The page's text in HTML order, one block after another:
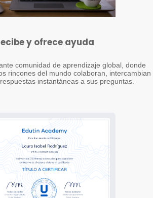
y ofrece ayuda
comunidad de aprendizaje global, donde
rincones del mundo colaboran, intercambian
instantáneas a sus preguntas.